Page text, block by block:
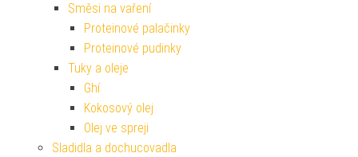
Směsi na vaření
Proteinové palačinky
Proteinové pudinky
Tuky a oleje
Ghí
Kokosový olej
Olej ve spreji
Sladidla a dochucovadla